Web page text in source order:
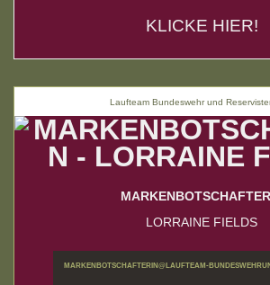
KLICKE HIER!
Laufteam Bundeswehr und
LORRAINE FIELDS
MARKENBOTSCHAFTERIN@LAUFTEAM-